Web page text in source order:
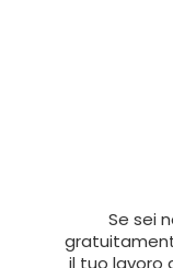
Se sei
il tuo lavoro